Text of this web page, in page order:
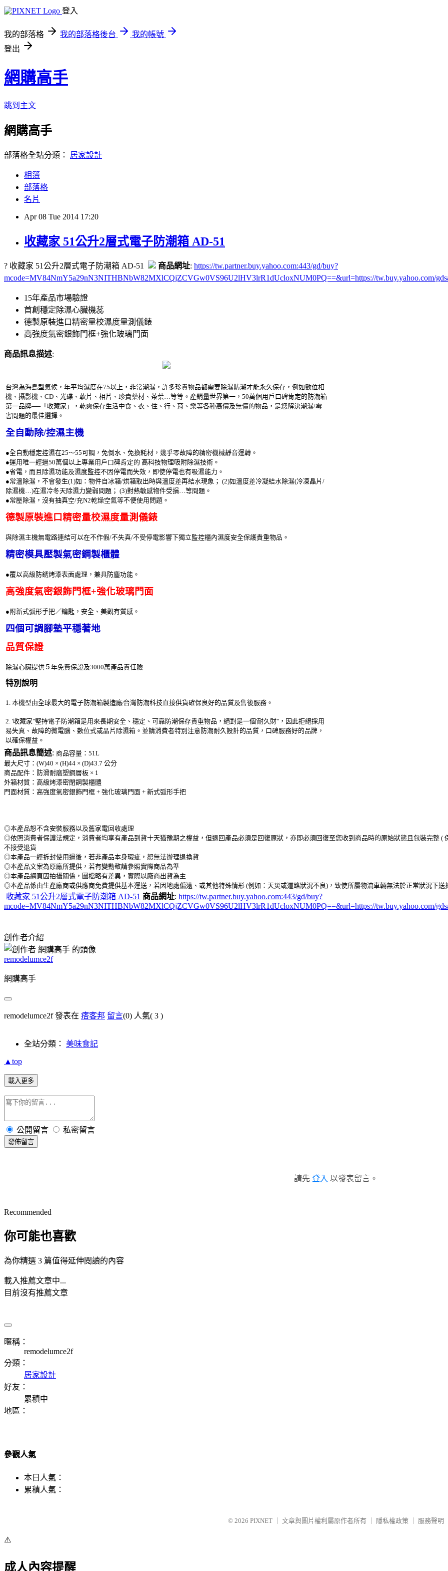
登入
我的部落格 我的部落格後台
我的帳號
登出
網購高手
跳到主文
網購高手
部落格全站分類： 居家設計
相簿
部落格
名片
Apr 08 Tue 2014 17:20
收藏家 51公升2層式電子防潮箱 AD-51
? 收藏家 51公升2層式電子防潮箱 AD-51 商品網址: https://tw.partner.buy.yahoo.com:443/gd/buy?
mcode=MV84NmY5a29nN3NITHBNbW82MXlCQjZCVGw0VS96U2lHV3lrR1dUcloxNUM0PQ==&url=https://tw.buy.yahoo.com/
15年產品市場驗證
首創穩定除濕心臟機蕊
德製原裝進口精密量校濕度量測儀錶
高強度氣密銀飾門框+強化玻璃門面
商品訊息描述:
台灣為海島型氣候，年平均濕度在75以上，非常潮濕，許多珍貴物品都需要除濕防潮才能永久保存，例如數位相
機、攝影機、CD、光碟、軟片、相片、珍貴藥材、茶葉…等等。產銷量世界第一，50萬個用戶口碑肯定的防潮箱
第一品牌──「收藏家」，乾爽保存生活中食、衣、住、行、育、樂等各種高價及無價的物品，是您解決潮濕/霉
害問題的最佳選擇。
全自動除/控濕主機
●全自動穩定控濕在25～55可調，免倒水、免換耗材，幾乎零故障的精密機械靜音運轉。
●運用唯一經過50萬個以上專業用戶口碑肯定的 高科技物理吸附除濕技術。
●省電，而且除濕功能及濕度監控不因停電而失效，即使停電也有吸濕能力。
●常溫除濕，不會發生(1)如：物件自冰箱/烘箱取出時與溫度差再結水現象； (2)如溫度差冷凝結水除濕(冷凍晶片/
除濕機…)在濕冷冬天除濕力變弱問題； (3)對熱敏感物件受損…等問題。
●常壓除濕，沒有抽真空/充N2乾燥空氣等不便使用問題。
德製原裝進口精密量校濕度量測儀錶
與除濕主機無電路連結可以在不作假/不失真/不受停電影響下獨立監控櫃內濕度安全保護貴重物品。
精密模具壓製氣密鋼製櫃體
●覆以高級防銹烤漆表面處理，兼具防塵功能。
高強度氣密銀飾門框+強化玻璃門面
●附新式弧形手把／鑰匙，安全、美觀有質感。
四個可調腳墊平穩著地
品質保證
除濕心臟提供５年免費保證及3000萬產品責任險
特別說明
1. 本機型由全球最大的電子防潮箱製造廠∕台灣防潮科技直接供貨確保良好的品質及售後服務。
2. '收藏家"堅持電子防潮箱是用來長期安全、穩定、可靠防潮保存貴重物品，絕對是一個'耐久財"，因此拒絕採用
易失真、故障的微電腦、數位式或晶片除濕箱。並請消費者特別注意防潮耐久設計的品質，口碑服務好的品牌，
以確保權益。
商品訊息簡述: 商品容量：51L
最大尺寸：(W)40 × (H)44 × (D)43.7 公分
商品配件：防滑耐磨塑鋼層板 × 1
外箱材質：高級烤漆密閉鋼製櫃體
門面材質：高強度氣密銀飾門框 + 強化玻璃門面 + 新式弧形手把
◎本產品恕不含安裝服務以及舊家電回收處理
◎依照消費者保護法規定，消費者均享有產品到貨十天猶豫期之權益，但退回產品必須是回復原狀，亦即必須回復至您收到商品時的原始狀態且包裝完整 (
不接受退貨
◎本產品一經拆封使用過後，若非產品本身瑕疵，恕無法辦理退換貨
◎本產品文案為原廠所提供，若有變動敬請參照實際商品為準
◎本產品網頁因拍攝關係，圖檔略有差異，實際以廠商出貨為主
◎本產品係由生產廠商或供應商免費提供基本運送，若因地處偏遠、或其他特殊情形 (例如：天災或道路狀況不良)，致使所屬物流車輛無法於正常狀況下
收藏家 51公升2層式電子防潮箱 AD-51 商品網址: https://tw.partner.buy.yahoo.com:443/gd/buy?
mcode=MV84NmY5a29nN3NITHBNbW82MXlCQjZCVGw0VS96U2lHV3lrR1dUcloxNUM0PQ==&url=https://tw.buy.yahoo.com/
創作者介紹
remodelumce2f
網購高手
remodelumce2f 發表在 痞客邦 留言(0) 人氣( 3 )
全站分類： 美味食記
▲top
載入更多
公開留言 私密留言
發佈留言
請先 登入 以發表留言。
Recommended
你可能也喜歡
為你精選 3 篇值得延伸閱讀的內容
載入推薦文章中...
目前沒有推薦文章
暱稱：
remodelumce2f
分類：
居家設計
好友：
累積中
地區：
參觀人氣
本日人氣：
累積人氣：
© 2026 PIXNET 文章與圖片權利屬原作者所有 隱私權政策 服務聲明
⚠️
成人內容提醒